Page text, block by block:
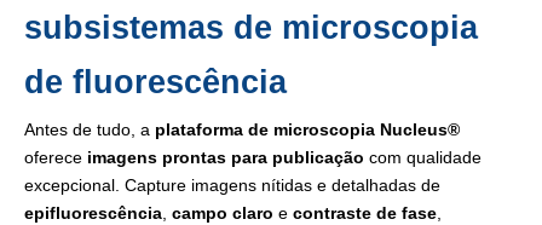
subsistemas de microscopia
de fluorescência
Antes de tudo, a plataforma de microscopia Nucleus®
oferece imagens prontas para publicação com qualidade
excepcional. Capture imagens nítidas e detalhadas de
epifluorescência, campo claro e contraste de fase,